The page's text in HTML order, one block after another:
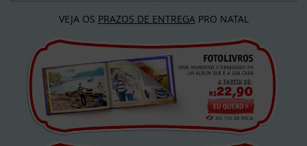
VEJA OS PRAZOS DE ENTREGAPRO NATAL